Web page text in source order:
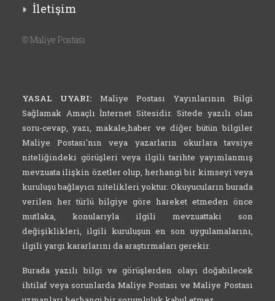
İletişim
©Maliye Postası
YASAL UYARI: Maliye Postası Yayınlarının Bilgi
Sağlamak Amaçlı İnternet Sitesidir. Sitede yazılı olan
soru-cevap, yazı, makale,haber ve diğer bütün bilgiler
Maliye Postası'nın veya yazarların okurlara tavsiye
niteliğindeki görüşleri veya ilgili tarihte yayımlanmış
mevzuata ilişkin özetler olup, herhangi bir kimseyi veya
kuruluşu bağlayıcı nitelikleri yoktur. Okuyucuların burada
verilen her türlü bilgiye göre hareket etmeden önce
mutlaka, konularıyla ilgili mevzuattaki son
değişiklikleri, ilgili kuruluşun en son uygulamalarını,
ilgili yargı kararlarını da araştırmaları gerekir.
Burada yazılı bilgi ve görüşlerden olayı doğabilecek
ihtilaf veya sorunlarda Maliye Postası ve Maliye Postası